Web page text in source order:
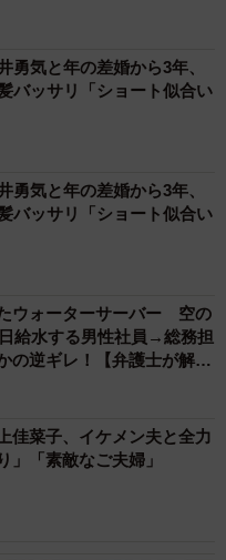
勇気と年の差婚から3年、
バッサリ「ショート似合い
勇気と年の差婚から3年、
バッサリ「ショート似合い
ウォーターサーバー 空の
給水する男性社員→総務担
の逆ギレ！【弁護士が解
佳菜子、イケメン夫と全力
」「素敵なご夫婦」